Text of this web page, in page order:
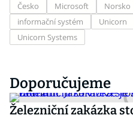
Česko Microsoft Norsko
informační systém
Unicorn
Unicorn Systems
Doporučujeme
Železniční zakázka